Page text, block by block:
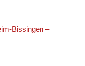
Bissingen –